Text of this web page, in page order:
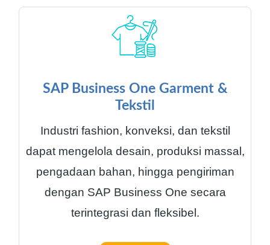
SAP Business One Garment &
Tekstil
Industri fashion, konveksi, dan tekstil
dapat mengelola desain, produksi massal,
pengadaan bahan, hingga pengiriman
dengan SAP Business One secara
terintegrasi dan fleksibel.